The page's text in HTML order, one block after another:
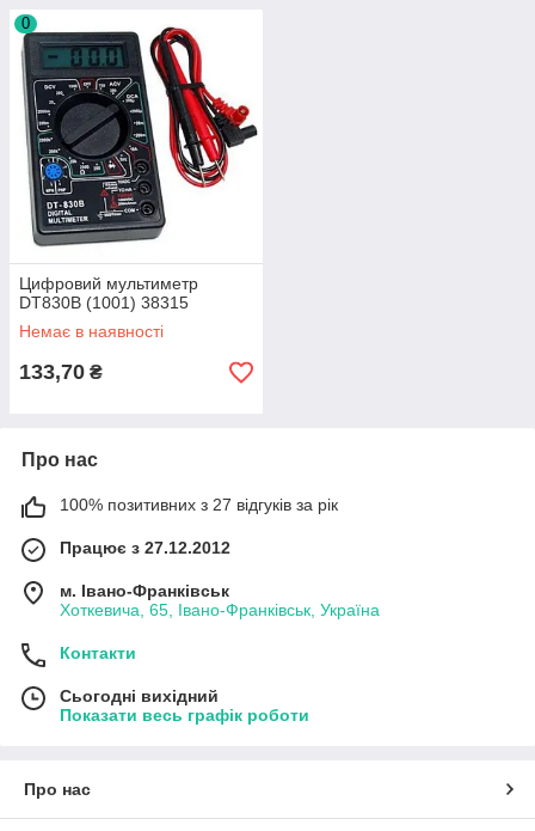
0
Цифровий мультиметр
DT830B (1001) 38315
Немає в наявності
133,70 ₴
Про нас
100% позитивних з 27 відгуків за рік
Працює з 27.12.2012
м. Івано-Франківськ
Хоткевича, 65, Івано-Франківськ, Україна
Контакти
Сьогодні вихідний
Показати весь графік роботи
Про нас